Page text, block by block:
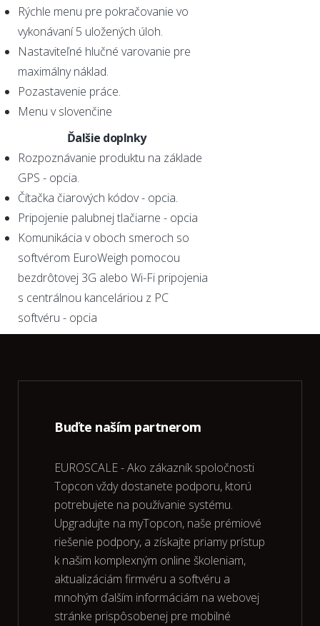
Rýchle menu pre pokračovanie vo
vykonávaní 5 uložených úloh.
Nastaviteľné hlučné varovanie pre
maximálny náklad.
Pozastavenie práce.
Menu v slovenčine
Ďalšie doplnky
Rozpoznávanie produktu na základe
GPS - opcia.
Čítačka čiarových kódov - opcia.
Pripojenie palubnej tlačiarne - opcia
Komunikácia v oboch smeroch so
softvérom EuroWeigh pomocou
bezdrôtovej 3G alebo Wi-Fi pripojenia
s centrálnou kanceláriou z PC
softvéru - opcia
Buďte naším partnerom
EUROSCALE - Ako zákazník spoločnosti
Topcon vždy dostanete podporu, ktorú
potrebujete na používanie systému.
Upgradujte na myTopcon, naše prémiové
riešenie podpory, a získajte priamy prístup
k našim komplexným online školeniam,
aktualizáciám firmvéru a softvéru a
mnohým ďalším informáciám na webovej
stránke prispôsobenej pre mobilné